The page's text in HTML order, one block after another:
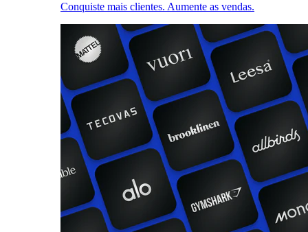
Conquiste mais clientes. Aumente as vendas.